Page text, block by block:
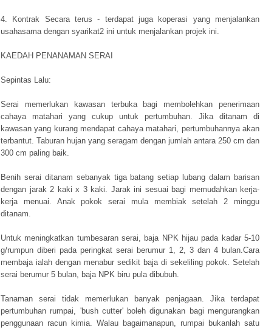
4. Kontrak Secara terus - terdapat juga koperasi yang menjalankan
usahasama dengan syarikat2 ini untuk menjalankan projek ini.
KAEDAH PENANAMAN SERAI
Sepintas Lalu:
Serai memerlukan kawasan terbuka bagi membolehkan penerimaan
cahaya matahari yang cukup untuk pertumbuhan. Jika ditanam di
kawasan yang kurang mendapat cahaya matahari, pertumbuhannya akan
terbantut. Taburan hujan yang seragam dengan jumlah antara 250 cm dan
300 cm paling baik.
Benih serai ditanam sebanyak tiga batang setiap lubang dalam barisan
dengan jarak 2 kaki x 3 kaki. Jarak ini sesuai bagi memudahkan kerja-
kerja menuai. Anak pokok serai mula membiak setelah 2 minggu
ditanam.
Untuk meningkatkan tumbesaran serai, baja NPK hijau pada kadar 5-10
g/rumpun diberi pada peringkat serai berumur 1, 2, 3 dan 4 bulan.Cara
membaja ialah dengan menabur sedikit baja di sekeliling pokok. Setelah
serai berumur 5 bulan, baja NPK biru pula dibubuh.
Tanaman serai tidak memerlukan banyak penjagaan. Jika terdapat
pertumbuhan rumpai, 'bush cutter' boleh digunakan bagi mengurangkan
penggunaan racun kimia. Walau bagaimanapun, rumpai bukanlah satu